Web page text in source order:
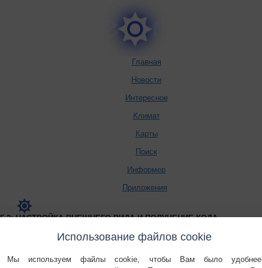
Главная
Новости
Интересное
Климат
Карты
Поиск
Информер
Приложения
2: НАСТРОЙКА ВНЕШНЕГО ВИДА И ПОЛУЧЕНИЕ КОДА
- цвет фона сайта
Использование файлов cookie
Мы используем файлы cookie, чтобы Вам было удобнее